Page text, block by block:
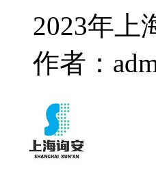
2023年上
作者：